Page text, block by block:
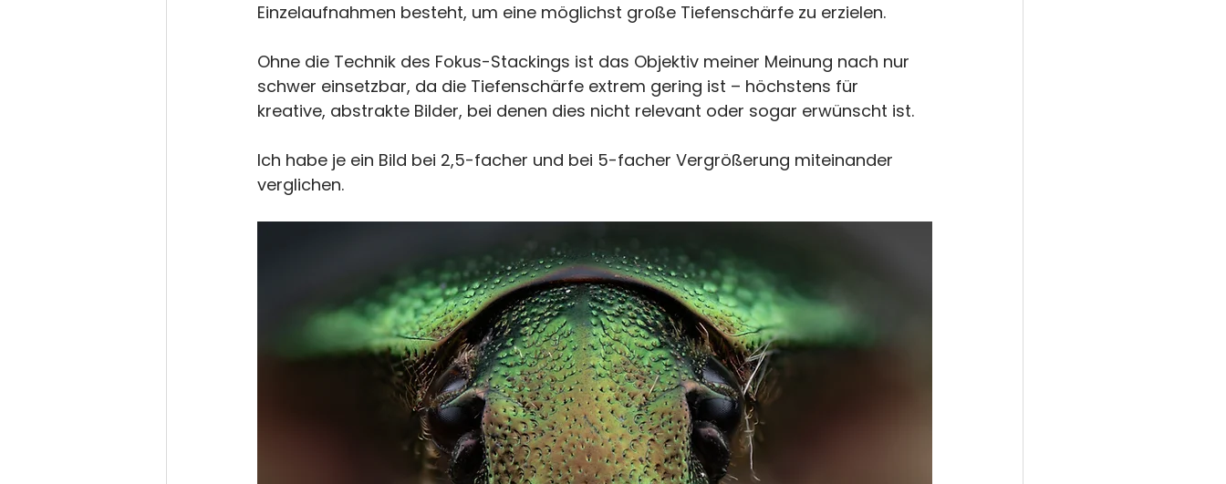
Einzelaufnahmen besteht, um eine möglichst große Tiefenschärfe zu erzielen.
Ohne die Technik des Fokus-Stackings ist das Objektiv meiner Meinung nach nur
schwer einsetzbar, da die Tiefenschärfe extrem gering ist – höchstens für
kreative, abstrakte Bilder, bei denen dies nicht relevant oder sogar erwünscht ist.
Ich habe je ein Bild bei 2,5-facher und bei 5-facher Vergrößerung miteinander
verglichen.